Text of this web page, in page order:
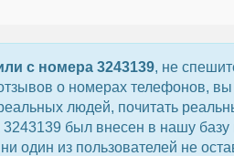
с номера 3243139, не
о номерах телефонов,
людей, почитать
был внесен в нашу
один из пользователей не